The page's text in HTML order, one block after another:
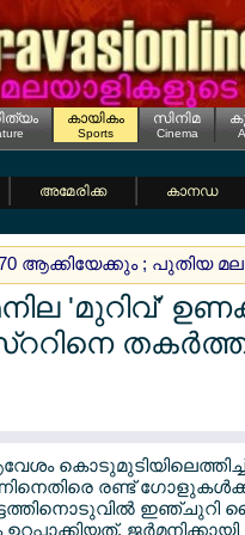
കായികം
Sports
സിനിമ
Cinema
അമേരിക്ക കാനഡ
; പുതിയ
'മുറിവ്'
രണ്ട് ഗോളുകള്‍ക്ക്
ഇഞ്ചുറി
ഉറപ്പാക്കിയത്.